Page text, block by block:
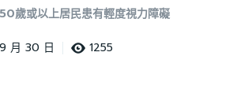
歲或以上居民患有輕度視力障礙
月 30 日 1255